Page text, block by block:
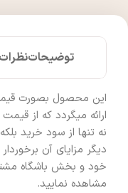
توضیحاتنظرات
این محصول بصورت
ارائه میگردد که از
نه تنها از سود خرید
دیگر مزایای آن
خود و بخش باشگاه
مشاهده نمایید.